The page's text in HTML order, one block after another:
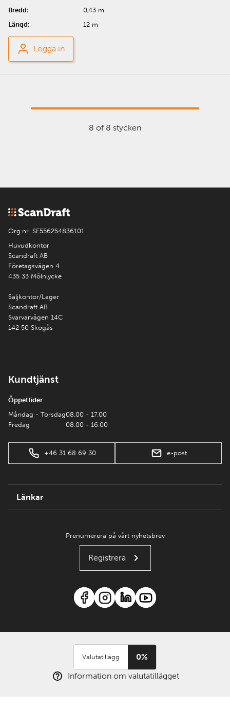
0,43 m
12 m
Logga in
8 of 8 stycken
Org.nr. SE556254836101
Huvudkontor
Scandraft AB
Företagsvägen 4
435 33 Mölnlycke
Säljkontor/Lager
Scandraft AB
Svarvarvägen 14C
142 50 Skogås
Kundtjänst
Öppettider
Måndag - Torsdag
Fredag
08.00 - 17.00
08.00 - 16.00
+46 31 68 69 30 e-post
Länkar
Prenumerera på vårt nyhetsbrev
Registrera
Valutatillägg
0%
Information om valutatillägget